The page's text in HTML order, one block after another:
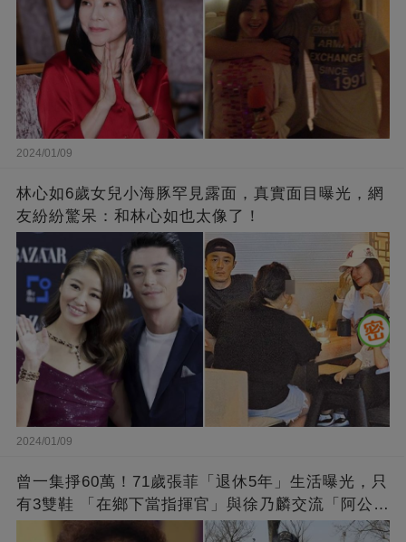
2024/01/09
林心如6歲女兒小海豚罕見露面，真實面目曝光，網
友紛紛驚呆：和林心如也太像了！
2024/01/09
曾一集掙60萬！71歲張菲「退休5年」生活曝光，只
有3雙鞋 「在鄉下當指揮官」與徐乃麟交流「阿公